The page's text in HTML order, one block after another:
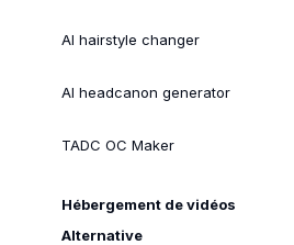
AI hairstyle changer
AI headcanon generator
TADC OC Maker
Hébergement de vidéos
Alternative